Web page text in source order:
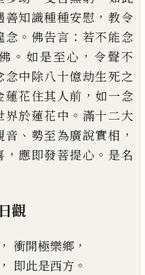
善知識種種安慰 ，教令
念 。 佛告言 ： 若不能念
。 如是至心 ， 令聲不
念中除八十億劫生死之
蓮花住其人前 ， 如一念
界於蓮花中 。 滿十二大
音 、 勢至為廣說實相 ，
， 應即發菩提心 。 是名
日觀
， 衝開極樂鄉 ，
， 即此是西方 。